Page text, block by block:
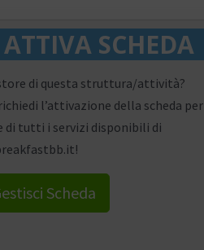
ATTIVA SCHEDA
di questa struttura/attività?
l’attivazione della scheda per
di tutti i servizi disponibili di
Scheda